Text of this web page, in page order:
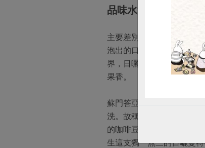
品味水洗豆與日曬豆
主要差別在於「發酵」。
泡出的口感是咖啡豆最原
界，日曬也是如此。日曬
果香。
蘇門答亞齊省當地傳統咖
洗。故稱半水洗。當地村
的咖啡豆都有自己的個性
生這支獨一無二的日曬曼